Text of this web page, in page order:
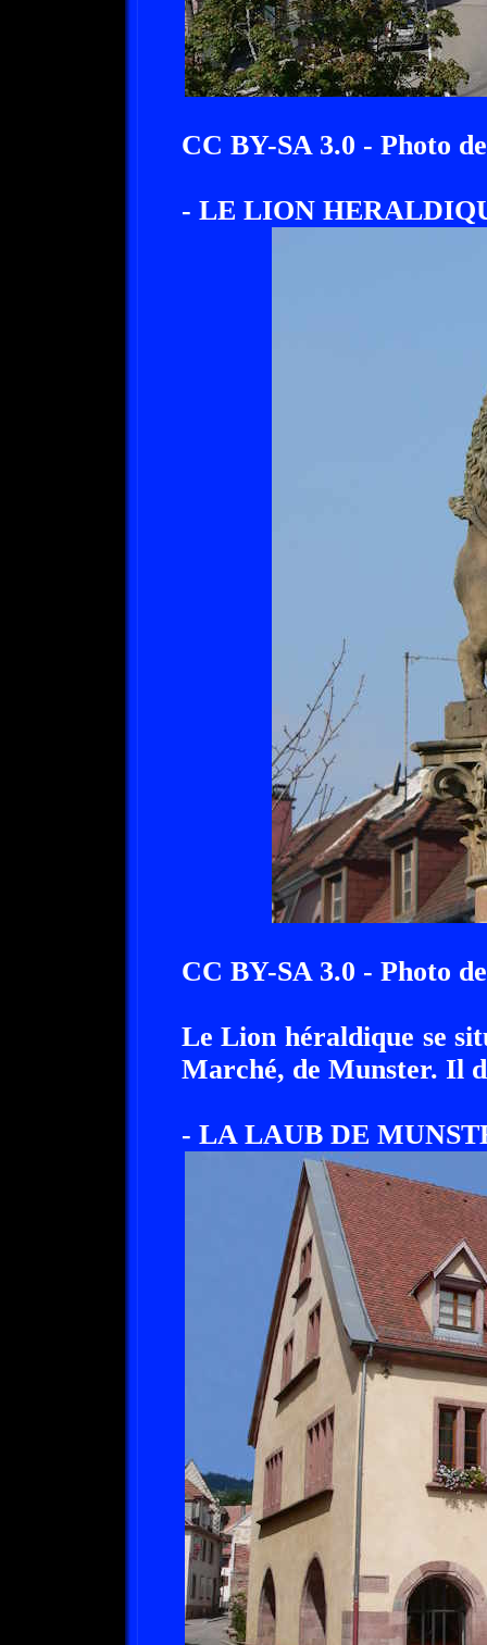
CC BY-SA 3.0 - Photo
- LE LION
CC BY-SA 3.0 - Photo
Le Lion héraldique se
Marché, de Munster. Il
- LA LAUB DE